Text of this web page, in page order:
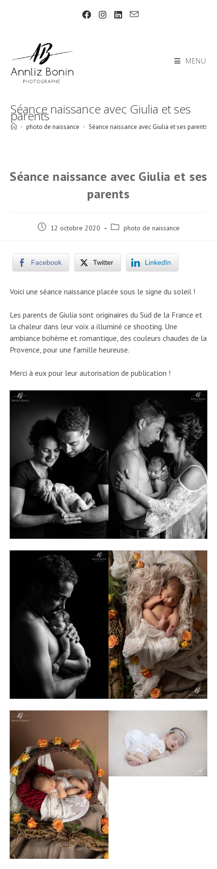
MENU
Séance naissance avec Giulia et ses
parents
> photo de naissance > Séance naissance avec Giulia et ses parents
Séance naissance avec Giulia et ses
parents
Post 12 octobre 2020
Post photo de naissance
Facebook Twitter LinkedIn
Voici une séance naissance placée sous le signe du soleil !
Les parents de Giulia sont originaires du Sud de la France et
la chaleur dans leur voix a illuminé ce shooting. Une
ambiance bohème et romantique, des couleurs chaudes de la
Provence, pour une famille heureuse.
Merci à eux pour leur autorisation de publication !